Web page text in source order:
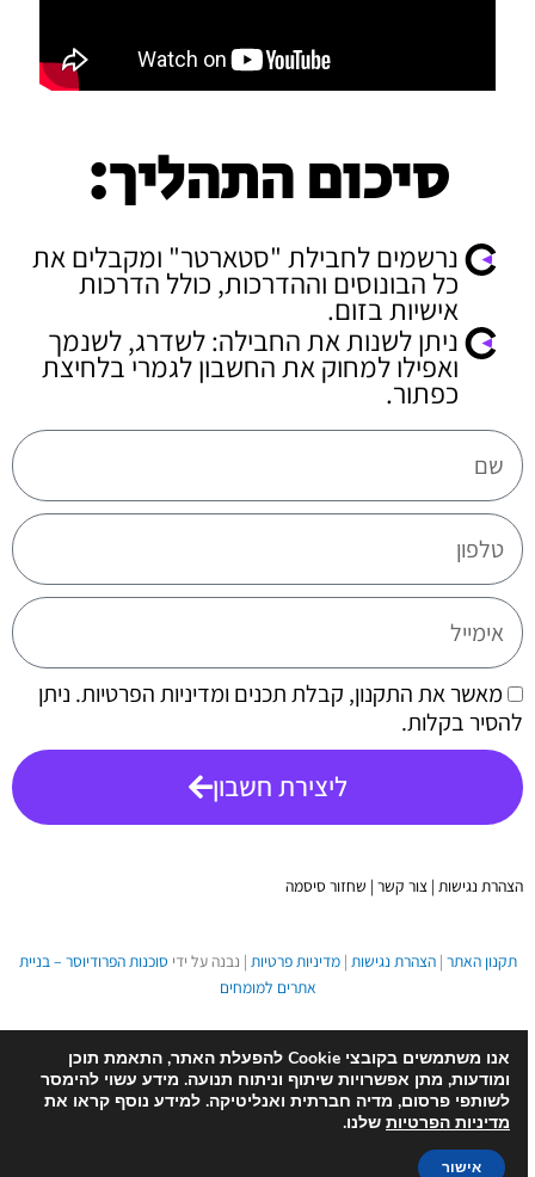
סיכום התהליך:
נרשמים לחבילת "סטארטר" ומקבלים את
כל הבונוסים וההדרכות, כולל הדרכות
אישיות בזום.
ניתן לשנות את החבילה: לשדרג, לשנמך
ואפילו למחוק את החשבון לגמרי בלחיצת
כפתור.
club_name
user_phone
user_email
מאשר את התקנון, קבלת תכנים ומדיניות הפרטיות. ניתן
להסיר בקלות.
ליצירת חשבון
הצהרת נגישות| צור קשר| שחזור סיסמה
אנו משתמשים בקובצי Cookie להפעלת האתר, התאמת תוכן
ומודעות, מתן אפשרויות שיתוף וניתוח תנועה. מידע עשוי להימסר
לשותפי פרסום, מדיה חברתית ואנליטיקה. למידע נוסף קראו את
מדיניות הפרטיותשלנו.
אישור
תקנון האתר| הצהרת נגישות| מדיניות פרטיות| נבנה על ידיסוכנות הפרודיוסר – בניית
אתרים למומחים